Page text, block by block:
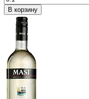
В корзину